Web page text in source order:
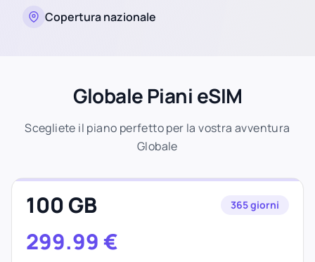
Copertura nazionale
Globale Piani eSIM
Scegliete il piano perfetto per la vostra avventura
Globale
100 GB 365 giorni
299.99 €